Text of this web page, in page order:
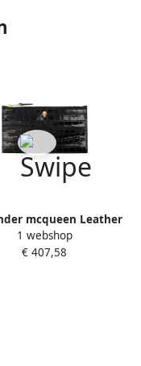
mcqueen Leather
Black Dames
1 webshop
€ 407,58